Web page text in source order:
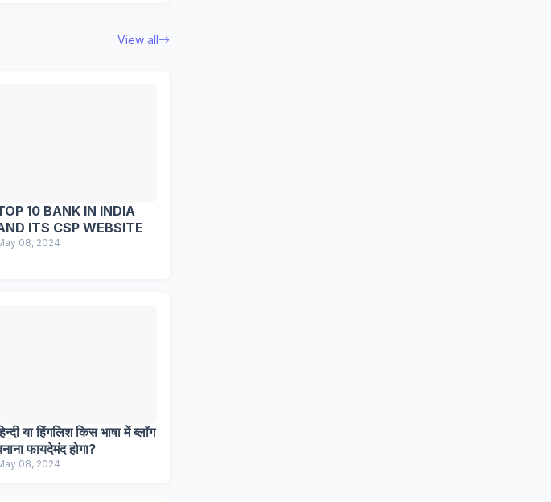
View all
10 BANK IN INDIA
ITS CSP WEBSITE
08, 2024
या हिंगलिश किस भाषा में ब्लॉग
फायदेमंद होगा?
08, 2024